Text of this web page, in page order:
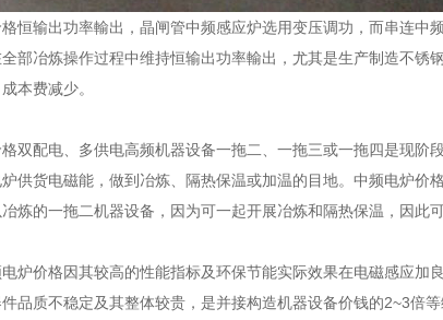
输出功率輸出，晶闸管中频感应炉选用变压调功，而串连中
部冶炼操作过程中维持恒输出功率輸出，尤其是生产制造不
本费减少。
配电、多供电高频机器设备一拖二、一拖三或一拖四是现阶
供货电磁能，做到冶炼、隔热保温或加温的目地。中频电炉
炼的一拖二机器设备，因为可一起开展冶炼和隔热保温，因此
价格因其较高的性能指标及环保节能实际效果在电磁感应加
品质不稳定及其整体较贵，是并接构造机器设备价钱的2~3倍